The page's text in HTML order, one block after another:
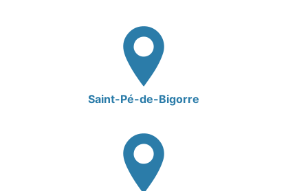
Saint-Pé-de-Bigorre